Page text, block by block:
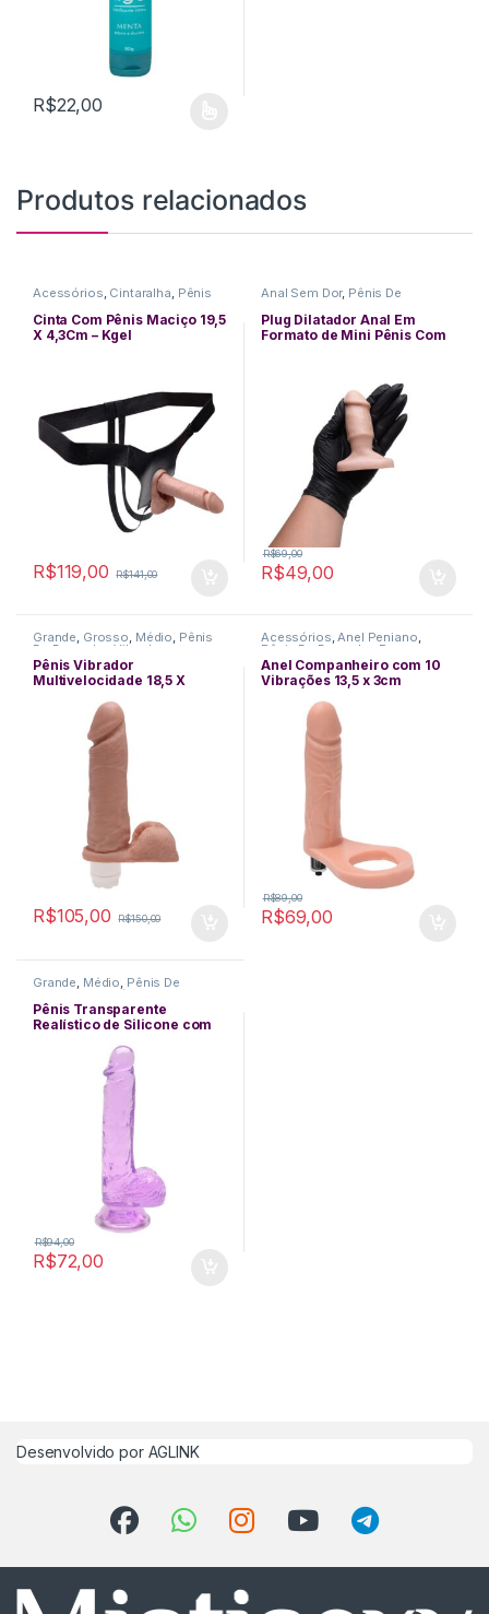
R$22,00
Produtos relacionados
Acessórios Cintaralha Pênis
De Borracha
Cinta Com Pênis Maciço 19,5
X 4,3Cm – Kgel
R$119,00 R$141,00
Anal Sem Dor, Pênis De
Pequeno
Plug Dilatador Anal Em
Formato de Mini Pênis Com
R$49,00
R$69,00
Grande, Grosso, Médio, Pênis
De Borracha ,Vibradores
Pênis Vibrador
Multivelocidade 18,5 X
R$105,00 R$150,00
Acessórios,Anel Peniano,
Pênis De Borracha Pequeno
Plug Anal,Realístico, Sexo Anal
Vibradores
Anel Companheiro com 10
Vibrações 13,5 x 3cm
R$69,00
R$89,00
Grande Médio Pênis De
Borracha Realístico
Pênis Transparente
Realístico de Silicone com
R$72,00
R$94,00
Desenvolvido por AGLINK